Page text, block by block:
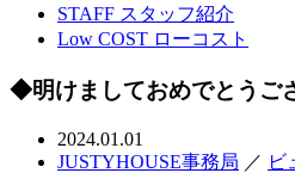
STAFF スタッフ紹介
Low COST ローコスト
◆明けましておめでとうご
2024.01.01
JUSTYHOUSE事務局 ／ ビ